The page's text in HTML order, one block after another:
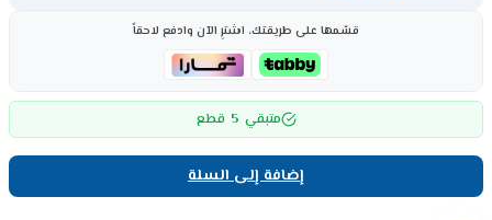
قسّمها على طريقتك، اشترِ الآن وادفع لاحقاً
متبقي 5 قطع
إضافة إلى السلة